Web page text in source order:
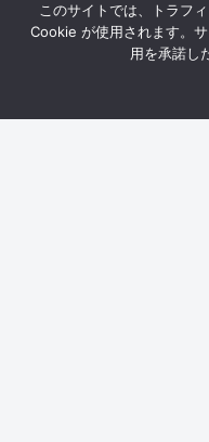
【怖い話】幼児期特有
このサイトでは、トラフ
Cookie が使用されます。
用を承諾し